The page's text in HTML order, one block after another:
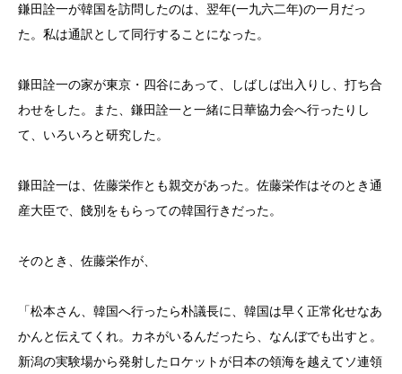
鎌田詮一が韓国を訪問したのは、翌年(一九六二年)の一月だっ
た。私は通訳として同行することになった。
鎌田詮一の家が東京・四谷にあって、しばしば出入りし、打ち合
わせをした。また、鎌田詮一と一緒に日華協力会へ行ったりし
て、いろいろと研究した。
鎌田詮一は、佐藤栄作とも親交があった。佐藤栄作はそのとき通
産大臣で、餞別をもらっての韓国行きだった。
そのとき、佐藤栄作が、
「松本さん、韓国へ行ったら朴議長に、韓国は早く正常化せなあ
かんと伝えてくれ。カネがいるんだったら、なんぼでも出すと。
新潟の実験場から発射したロケットが日本の領海を越えてソ連領